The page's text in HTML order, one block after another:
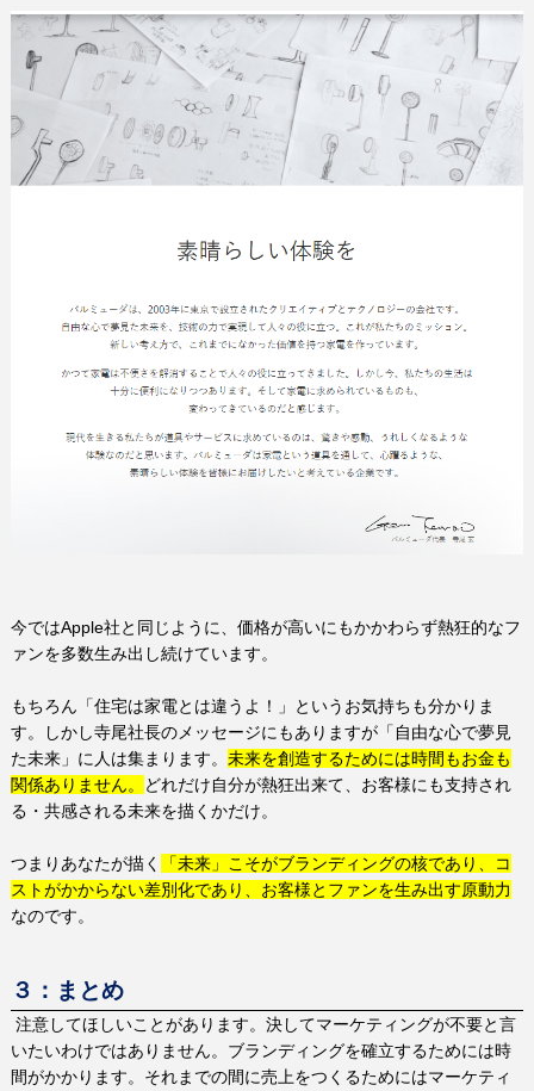
今ではApple社と同じように、価格が高いにもかかわらず熱狂的なフ
ァンを多数生み出し続けています。
もちろん「住宅は家電とは違うよ！」というお気持ちも分かりま
す。しかし寺尾社長のメッセージにもありますが「自由な心で夢見
た未来」に人は集まります。 未来を創造するためには時間もお金も
関係ありません。
どれだけ自分が熱狂出来て、お客様にも支持され
る・共感される未来を描くかだけ。
つまりあなたが描く
「未来」こそがブランディングの核であり、コ
ストがかからない差別化であり、お客様とファンを生み出す原動力
なのです。
３：まとめ
注意してほしいことがあります。決してマーケティングが不要と言
いたいわけではありません。ブランディングを確立するためには時
間がかかります。それまでの間に売上をつくるためにはマーケティ